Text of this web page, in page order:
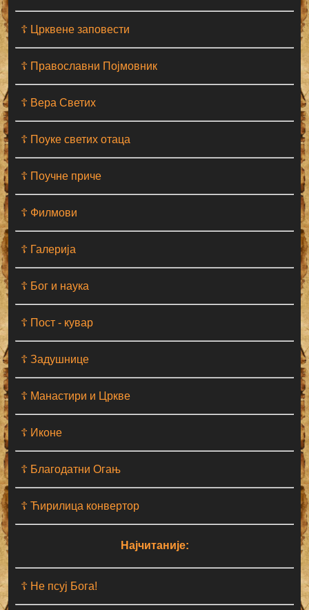
☦ Црквене заповести
☦ Православни Појмовник
☦ Вера Светих
☦ Поуке светих отаца
☦ Поучне приче
☦ Филмови
☦ Галерија
☦ Бог и наука
☦ Пост - кувар
☦ Задушнице
☦ Манастири и Цркве
☦ Иконе
☦ Благодатни Огањ
☦ Ћирилица конвертор
Најчитаније:
☦ Не псуј Бога!